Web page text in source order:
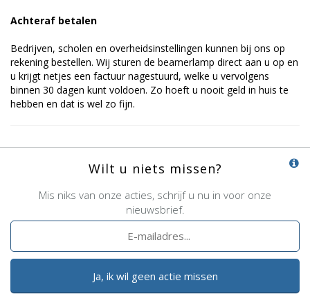
Achteraf betalen
Bedrijven, scholen en overheidsinstellingen kunnen bij ons op
rekening bestellen. Wij sturen de beamerlamp direct aan u op en
u krijgt netjes een factuur nagestuurd, welke u vervolgens
binnen 30 dagen kunt voldoen. Zo hoeft u nooit geld in huis te
hebben en dat is wel zo fijn.
Wilt u niets missen?
Mis niks van onze acties, schrijf u nu in voor onze
nieuwsbrief.
Ja, ik wil geen actie missen